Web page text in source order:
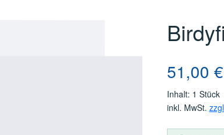
Regulärer
51,00 €
Inhalt: 1 Stück
inkl. MwSt.